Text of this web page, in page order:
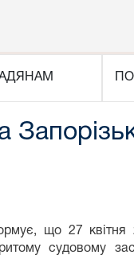
що 27 квітня
судовому